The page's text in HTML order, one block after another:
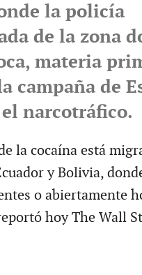
la policía
de la zona
materia
campaña de
narcotráfico.
la cocaína está
y Bolivia,
o abiertamente
hoy The Wall